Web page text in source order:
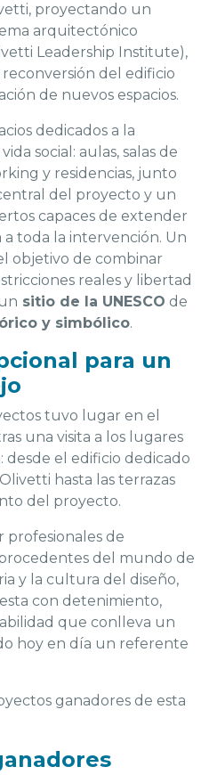
proyectando un
arquitectónico
Leadership Institute),
del edificio
de nuevos espacios.
dedicados a la
social: aulas, salas de
y residencias, junto
del proyecto y un
capaces de extender
a toda la intervención. Un
objetivo de combinar
reales y libertad
sitio de la UNESCO de
y simbólico.
para un
tuvo lugar en el
una visita a los lugares
desde el edificio dedicado
hasta las terrazas
del proyecto.
profesionales de
del mundo de
y la cultura del diseño,
con detenimiento,
que conlleva un
hoy en día un referente
ganadores de esta